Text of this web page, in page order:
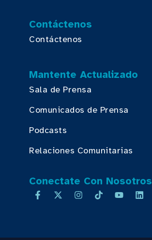
Contáctenos
Contáctenos
Mantente Actualizado
Sala de Prensa
Comunicados de Prensa
Podcasts
Relaciones Comunitarias
Conectate Con Nosotros